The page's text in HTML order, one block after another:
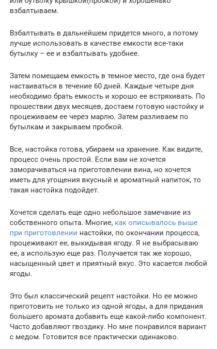
взбалтываем.
Взбалтывать в дальнейшем придется много, а потому
лучше использовать в качестве емкости все-таки
бутылку – ее и взбалтывать удобнее.
Затем помещаем емкость в темное место, где она будет
настаиваться в течение 60 дней. Каждые четыре дня
необходимо брать емкость и хорошо ее встряхивать. По
прошествии двух месяцев, достаем готовую настойку и
процеживаем ее через марлю. Затем разливаем по
бутылкам и закрываем пробкой.
Все, настойка готова, убираем на хранение. Как видите,
процесс очень простой. Если вам не хочется
заморачиваться на приготовлении вина, но хочется
иметь для угощения вкусный и ароматный напиток, то
такая настойка подойдет.
Хочется сделать еще одно небольшое замечание из
собственного опыта. Многие, как описывалось выше
при приготовлении настойки, по окончании процесса,
процеживают ее, выкидывая ягоду. Я не выбрасываю
ее, а использую еще раз. Получается так же хорошо,
насыщенный цвет и приятный вкус. Это касается любой
ягоды.
Это был классический рецепт настойки. Но ее можно
приготовить не только из одной ягоды, а для придания
большего аромата добавить еще какой-либо компонент.
Часто добавляют гвоздику. Но мне понравился вариант
с медом. Готовится все практически одинаково.